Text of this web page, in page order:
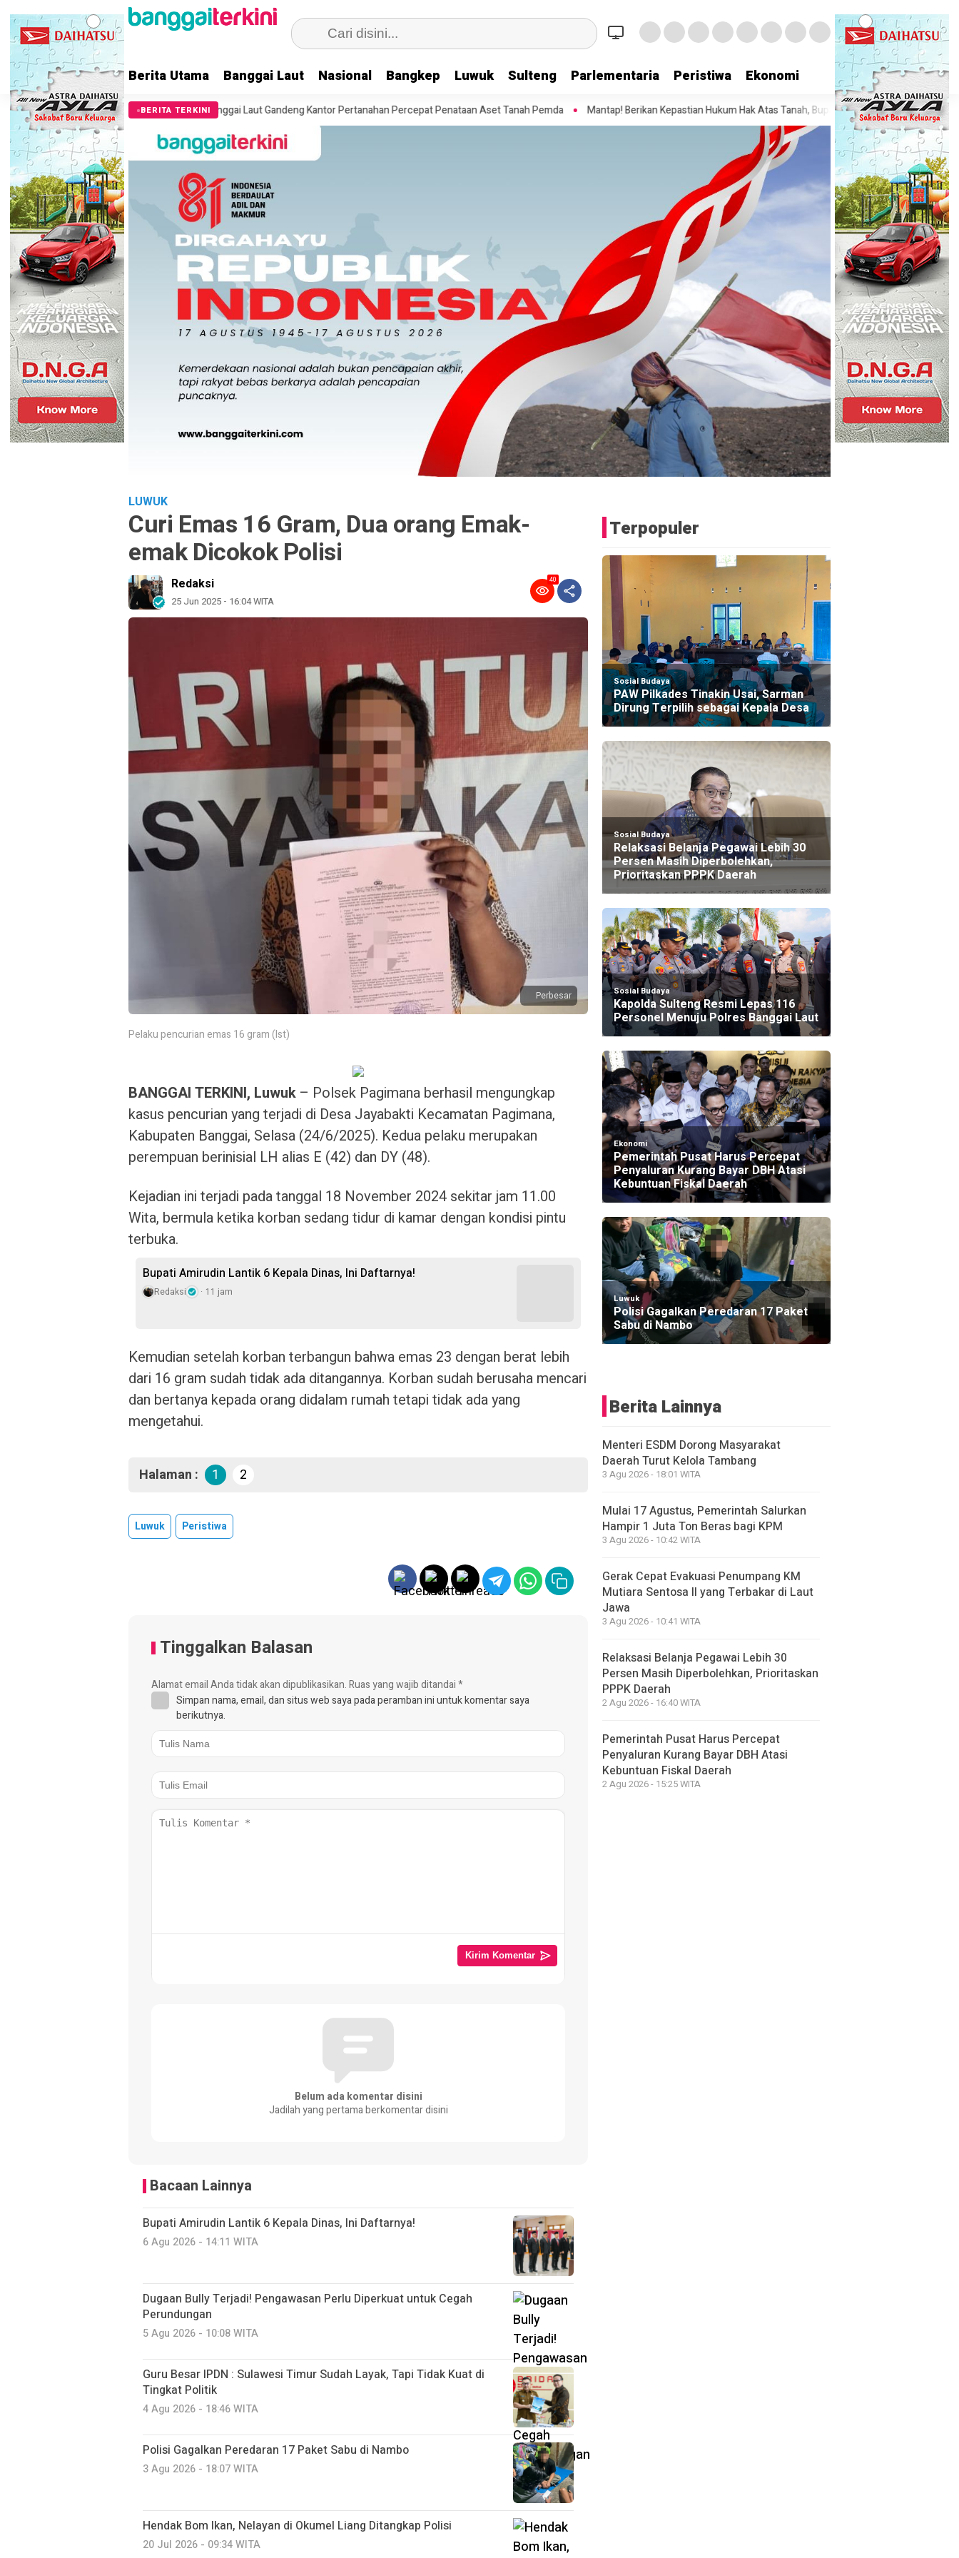
Berita Utama Banggai Laut Nasional Bangkep Luwuk Sulteng Parlementaria Peristiwa Ekonomi
BERITA TERKINI
KPK, Pemkab Banggai Laut Gandeng Kantor Pertanahan Percepat Penataan Aset Tanah Pemda Mantap! Berikan Kepastian Hukum Hak Atas Tanah, Bupati Sofyan Teken MoU Bersama Pertanahan Banggai Laut
LUWUK
Curi Emas 16 Gram, Dua orang Emak-
emak Dicokok Polisi
Redaksi
25 Jun 2025 - 16:04 WITA
40
Perbesar
Pelaku pencurian emas 16 gram (Ist)
BANGGAI TERKINI, Luwuk – Polsek Pagimana berhasil mengungkap
kasus pencurian yang terjadi di Desa Jayabakti Kecamatan Pagimana,
Kabupaten Banggai, Selasa (24/6/2025). Kedua pelaku merupakan
perempuan berinisial LH alias E (42) dan DY (48).
Kejadian ini terjadi pada tanggal 18 November 2024 sekitar jam 11.00
Wita, bermula ketika korban sedang tidur di kamar dengan kondisi pintu
terbuka.
Bupati Amirudin Lantik 6 Kepala Dinas, Ini Daftarnya!
Redaksi 11 jam
Kemudian setelah korban terbangun bahwa emas 23 dengan berat lebih
dari 16 gram sudah tidak ada ditangannya. Korban sudah berusaha mencari
dan bertanya kepada orang didalam rumah tetapi tidak ada yang
mengetahui.
Halaman : 1 2
Luwuk Peristiwa
Tinggalkan Balasan
Alamat email Anda tidak akan dipublikasikan.Ruas yang wajib ditandai*
Simpan nama, email, dan situs web saya pada peramban ini untuk komentar saya
berikutnya.
Belum ada komentar disini
Jadilah yang pertama berkomentar disini
Bacaan Lainnya
Bupati Amirudin Lantik 6 Kepala Dinas, Ini Daftarnya!
6 Agu 2026 - 14:11 WITA
Dugaan Bully Terjadi! Pengawasan Perlu Diperkuat untuk Cegah
Perundungan
5 Agu 2026 - 10:08 WITA
Guru Besar IPDN : Sulawesi Timur Sudah Layak, Tapi Tidak Kuat di
Tingkat Politik
4 Agu 2026 - 18:46 WITA
Polisi Gagalkan Peredaran 17 Paket Sabu di Nambo
3 Agu 2026 - 18:07 WITA
Hendak Bom Ikan, Nelayan di Okumel Liang Ditangkap Polisi
20 Jul 2026 - 09:34 WITA
Terpopuler
Sosial Budaya
PAW Pilkades Tinakin Usai, Sarman
Dirung Terpilih sebagai Kepala Desa
Sosial Budaya
Relaksasi Belanja Pegawai Lebih 30
Persen Masih Diperbolehkan,
Prioritaskan PPPK Daerah
Sosial Budaya
Kapolda Sulteng Resmi Lepas 116
Personel Menuju Polres Banggai Laut
Ekonomi
Pemerintah Pusat Harus Percepat
Penyaluran Kurang Bayar DBH Atasi
Kebuntuan Fiskal Daerah
Luwuk
Polisi Gagalkan Peredaran 17 Paket
Sabu di Nambo
Berita Lainnya
Menteri ESDM Dorong Masyarakat
Daerah Turut Kelola Tambang
3 Agu 2026 - 18:01 WITA
Mulai 17 Agustus, Pemerintah Salurkan
Hampir 1 Juta Ton Beras bagi KPM
3 Agu 2026 - 10:42 WITA
Gerak Cepat Evakuasi Penumpang KM
Mutiara Sentosa II yang Terbakar di Laut
Jawa
3 Agu 2026 - 10:41 WITA
Relaksasi Belanja Pegawai Lebih 30
Persen Masih Diperbolehkan, Prioritaskan
PPPK Daerah
2 Agu 2026 - 16:40 WITA
Pemerintah Pusat Harus Percepat
Penyaluran Kurang Bayar DBH Atasi
Kebuntuan Fiskal Daerah
2 Agu 2026 - 15:25 WITA